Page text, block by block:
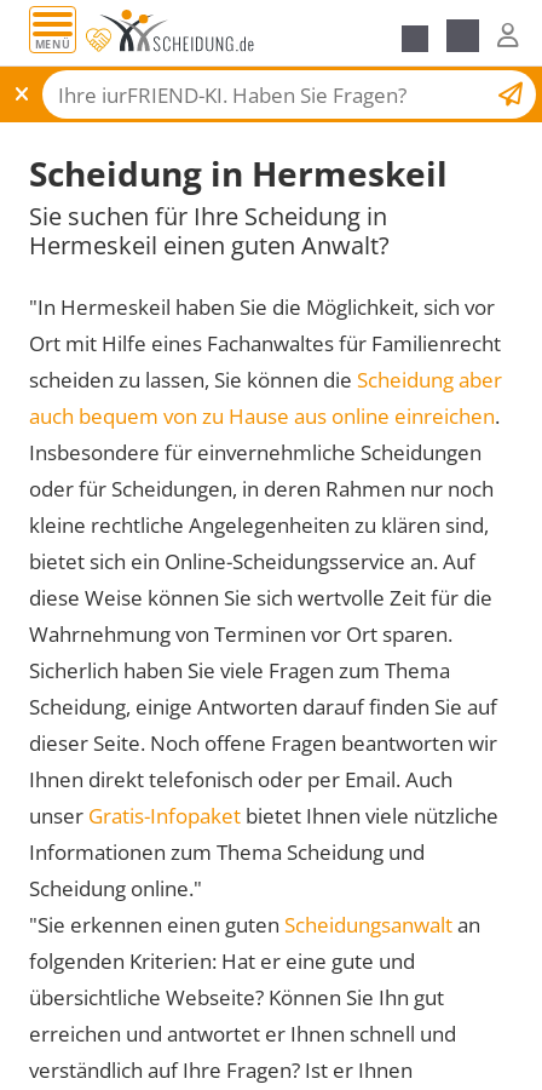
MENÜ
Scheidungsantrag
Scheidung in Hermeskeil
Sie suchen für Ihre Scheidung in
Hermeskeil einen guten Anwalt?
"In Hermeskeil haben Sie die Möglichkeit, sich vor
Ort mit Hilfe eines Fachanwaltes für Familienrecht
scheiden zu lassen, Sie können die Scheidung aber
auch bequem von zu Hause aus online einreichen.
Insbesondere für einvernehmliche Scheidungen
oder für Scheidungen, in deren Rahmen nur noch
kleine rechtliche Angelegenheiten zu klären sind,
bietet sich ein Online-Scheidungsservice an. Auf
diese Weise können Sie sich wertvolle Zeit für die
Wahrnehmung von Terminen vor Ort sparen.
Sicherlich haben Sie viele Fragen zum Thema
Scheidung, einige Antworten darauf finden Sie auf
dieser Seite. Noch offene Fragen beantworten wir
Ihnen direkt telefonisch oder per Email. Auch
unser Gratis-Infopaket bietet Ihnen viele nützliche
Informationen zum Thema Scheidung und
Scheidung online."
"Sie erkennen einen guten Scheidungsanwaltan
folgenden Kriterien: Hat er eine gute und
übersichtliche Webseite? Können Sie Ihn gut
erreichen und antwortet er Ihnen schnell und
verständlich auf Ihre Fragen? Ist er Ihnen